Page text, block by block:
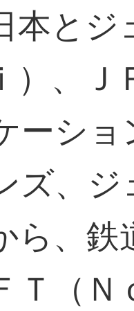
とジ
）、
ーシ
ズ、
ら、
Ｔ（